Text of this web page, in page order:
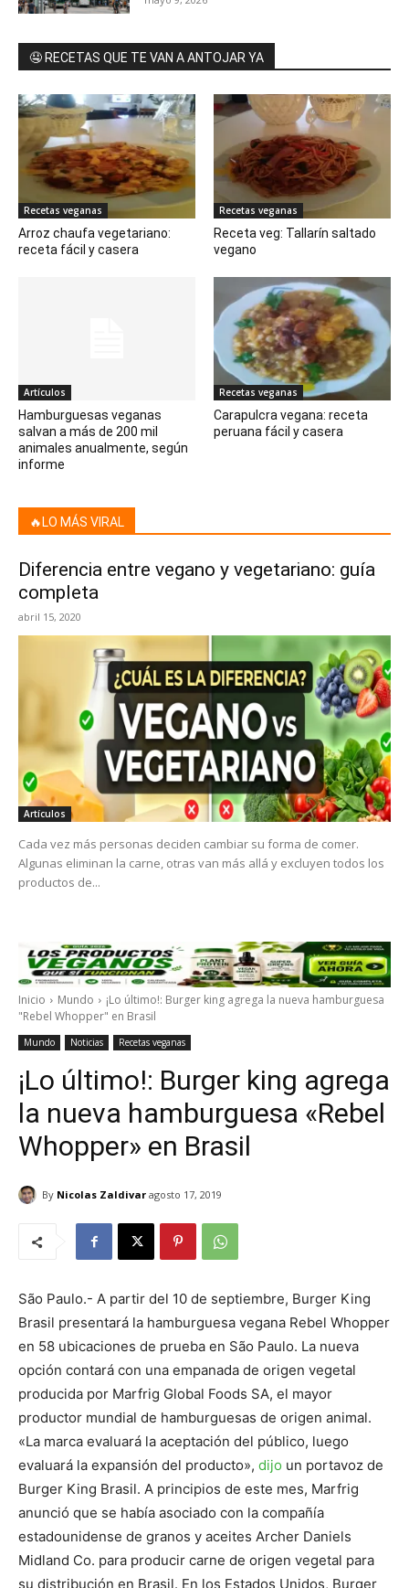
🤤 RECETAS QUE TE VAN A ANTOJAR YA
Recetas veganas
Arroz chaufa vegetariano:
receta fácil y casera
Recetas veganas
Receta veg: Tallarín saltado
vegano
Artículos
Hamburguesas veganas
salvan a más de 200 mil
animales anualmente, según
informe
Recetas veganas
Carapulcra vegana: receta
peruana fácil y casera
🔥LO MÁS VIRAL
Diferencia entre vegano y vegetariano: guía
completa
abril 15, 2020
Artículos
Cada vez más personas deciden cambiar su forma de comer.
Algunas eliminan la carne, otras van más allá y excluyen todos los
productos de...